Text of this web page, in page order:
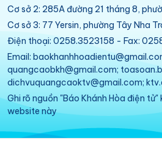
Cơ sở 2: 285A đường 21 tháng 8,
Cơ sở 3: 77 Yersin, phường Tây Nha
Điện thoại: 0258.3523158 - Fax:
Email:
quangcaobkh@gmail.com;
dichvuquangcaoktv@gmail.com;
Ghi rõ nguồn "Báo Khánh Hòa điện
website này